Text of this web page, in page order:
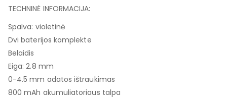
TECHNINĖ INFORMACIJA:
Spalva: violetinė
Dvi baterijos komplekte
Belaidis
Eiga: 2.8 mm
0-4.5 mm adatos ištraukimas
800 mAh akumuliatoriaus talpa